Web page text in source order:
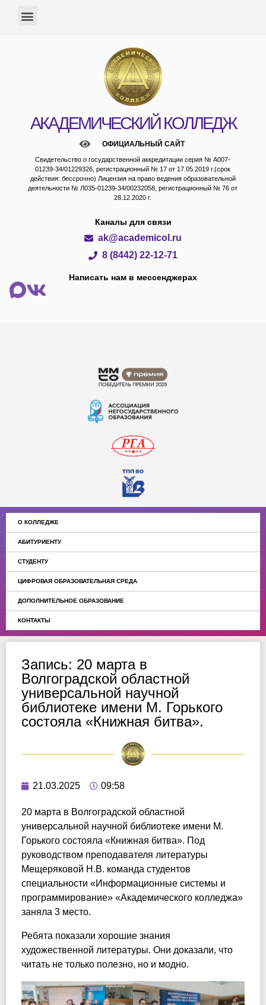
АКАДЕМИЧЕСКИЙ КОЛЛЕДЖ
ОФИЦИАЛЬНЫЙ САЙТ
Свидетельство о государственной аккредитации серия № А007-
01239-34/01229326, регистрационный № 17 от 17.05.2019 г.(срок
действия: бессрочно) Лицензия на право ведения образовательной
деятельности № Л035-01239-34/00232058, регистрационный № 76 от
28.12.2020 г.
Каналы для связи
ak@academicol.ru
8 (8442) 22-12-71
Написать нам в мессенджерах
О КОЛЛЕДЖЕ
АБИТУРИЕНТУ
СТУДЕНТУ
ЦИФРОВАЯ ОБРАЗОВАТЕЛЬНАЯ СРЕДА
ДОПОЛНИТЕЛЬНОЕ ОБРАЗОВАНИЕ
КОНТАКТЫ
Запись: 20 марта в
Волгоградской областной
универсальной научной
библиотеке имени М. Горького
состояла «Книжная битва».
21.03.2025 09:58
20 марта в Волгоградской областной
универсальной научной библиотеке имени М.
Горького состояла «Книжная битва». Под
руководством преподавателя литературы
Мещеряковой Н.В. команда студентов
специальности «Информационные системы и
программирование» «Академического колледжа»
заняла 3 место.
Ребята показали хорошие знания
художественной литературы. Они доказали, что
читать не только полезно, но и модно.